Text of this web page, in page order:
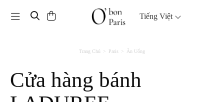
Toggle navigation Tiếng Việt
Trang Chủ Paris Ăn Uống
Cửa hàng bánh